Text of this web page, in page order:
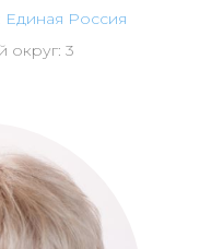
Единая Россия
округ: 3